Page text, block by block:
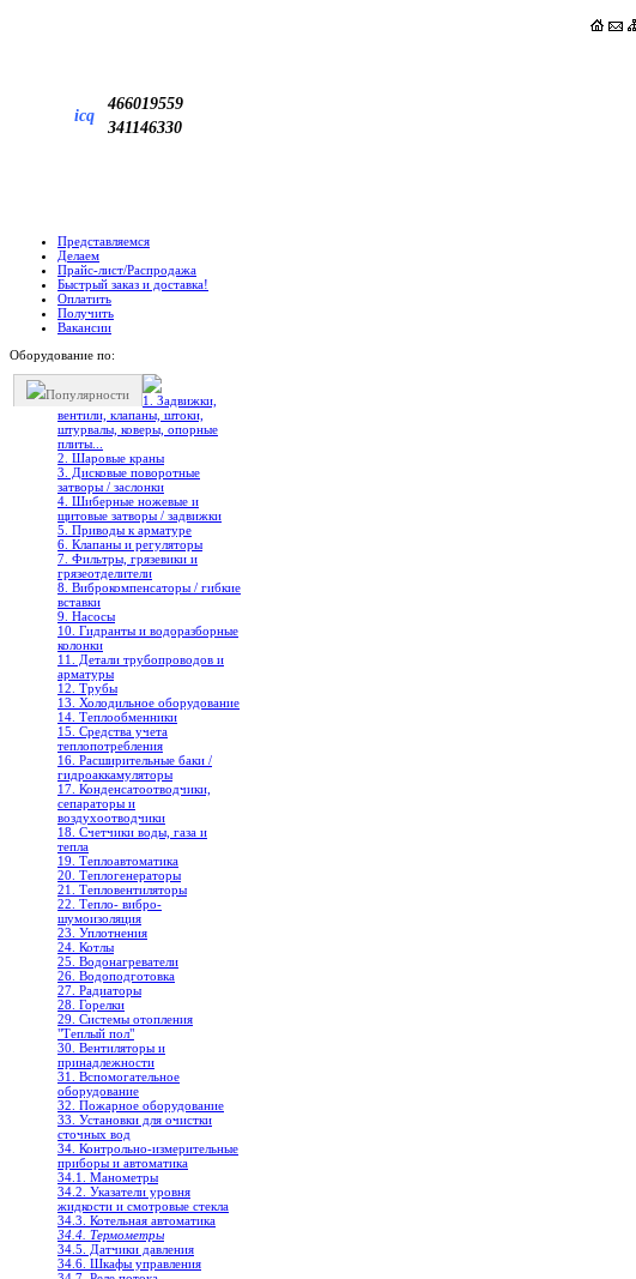
icq
466019559
341146330
Представляемся
Делаем
Прайс-лист/Распродажа
Быстрый заказ и доставка!
Оплатить
Получить
Вакансии
Оборудование по:
Популярности
1. Задвижки,
вентили, клапаны, штоки,
штурвалы, коверы, опорные
плиты...
2. Шаровые краны
3. Дисковые поворотные
затворы / заслонки
4. Шиберные ножевые и
щитовые затворы / задвижки
5. Приводы к арматуре
6. Клапаны и регуляторы
7. Фильтры, грязевики и
грязеотделители
8. Виброкомпенсаторы / гибкие
вставки
9. Насосы
10. Гидранты и водоразборные
колонки
11. Детали трубопроводов и
арматуры
12. Трубы
13. Холодильное oборудование
14. Теплообменники
15. Средства учета
теплопотребления
16. Расширительные баки /
гидроаккамуляторы
17. Конденсатоотводчики,
сепараторы и
воздухоотводчики
18. Счетчики воды, газа и
тепла
19. Теплоавтоматика
20. Теплогенераторы
21. Тепловентиляторы
22. Тепло- вибро-
шумоизоляция
23. Уплотнения
24. Котлы
25. Водонагреватели
26. Водоподготовка
27. Радиаторы
28. Горелки
29. Системы отопления
"Теплый пол"
30. Вентиляторы и
принадлежности
31. Вспомогательное
оборудование
32. Пожарное оборудование
33. Установки для очистки
сточных вод
34. Контрольно-измерительные
приборы и автоматика
34.1. Манометры
34.2. Указатели уровня
жидкости и смотровые стекла
34.3. Котельная автоматика
34.4. Термометры
34.5. Датчики давления
34.6. Шкафы управления